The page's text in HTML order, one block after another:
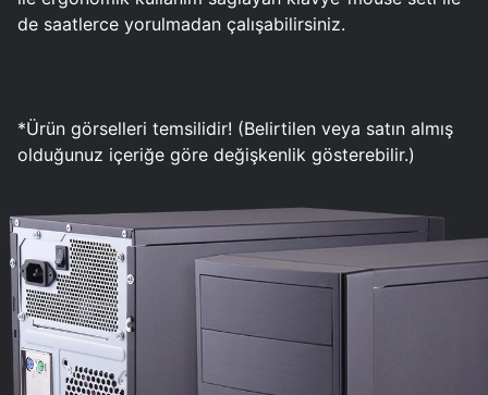
de saatlerce yorulmadan çalışabilirsiniz.
*Ürün görselleri temsilidir! (Belirtilen veya satın almış
olduğunuz içeriğe göre değişkenlik gösterebilir.)